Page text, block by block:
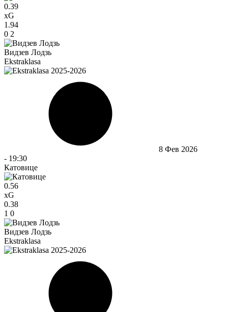
0.39
xG
1.94
0 2
Видзев Лодзь
Ekstraklasa
8 Фев 2026
- 19:30
Катовице
0.56
xG
0.38
1 0
Видзев Лодзь
Ekstraklasa